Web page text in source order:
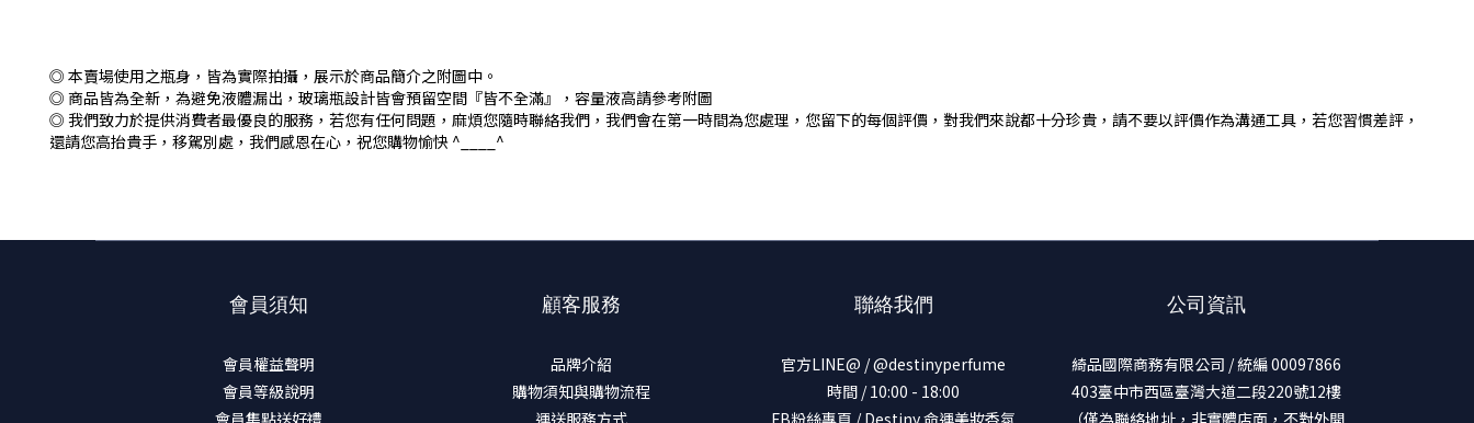
◎ 本賣場使用之瓶身，皆為實際拍攝，展示於商品簡介之附圖中。
◎ 商品皆為全新，為避免液體漏出，玻璃瓶設計皆會預留空間『皆不全滿』，容量液高請參考附圖
◎ 我們致力於提供消費者最優良的服務，若您有任何問題，麻煩您隨時聯絡我們，我們會在第一時間為您處理，您留下的每個評價，對我們來說都十分珍貴，請不要以評價作為溝通工具，若您習慣差評，
還請您高抬貴手，移駕別處，我們感恩在心，祝您購物愉快 ^____^
會員須知
會員權益聲明
會員等級說明
會員集點送好禮
顧客服務
品牌介紹
購物須知與購物流程
運送服務方式
聯絡我們
官方LINE@ / @destinyperfume
時間 / 10:00 - 18:00
FB粉絲專頁 / Destiny 命運美妝香氛
公司資訊
綺品國際商務有限公司 / 統編 00097866
403臺中市西區臺灣大道二段220號12樓
（僅為聯絡地址，非實體店面，不對外開